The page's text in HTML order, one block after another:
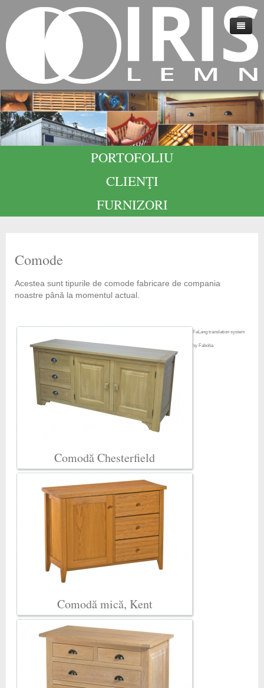
PORTOFOLIU
CLIENŢI
FURNIZORI
Comode
Acestea sunt tipurile de comode fabricare de compania
noastre până la momentul actual.
Comodă Chesterfield
Comodă mică, Kent
FaLang translation system
by Faboba
HOME
DESPRE NOI
TEHNOLOGIE
CALITATE